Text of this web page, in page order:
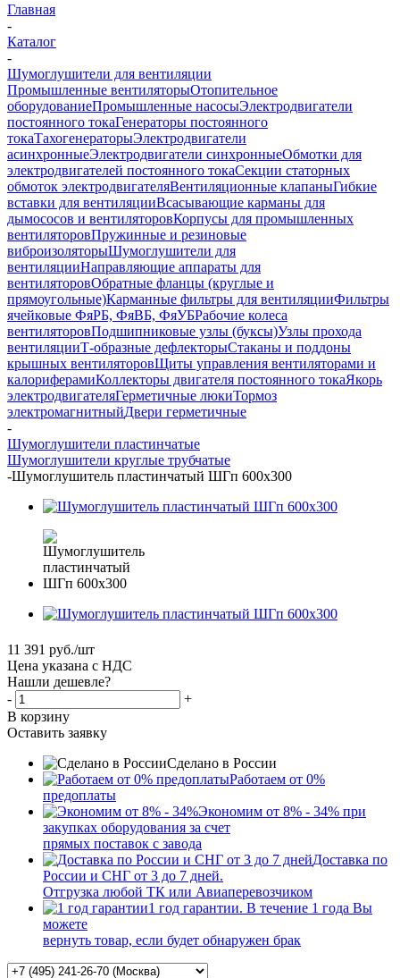
Главная
-
Каталог
-
Шумоглушители для вентиляции
Промышленные вентиляторыОтопительное
оборудованиеПромышленные насосыЭлектродвигатели
постоянного токаГенераторы постоянного
токаТахогенераторыЭлектродвигатели
асинхронныеЭлектродвигатели синхронныеОбмотки для
электродвигателей постоянного токаСекции статорных
обмоток электродвигателяВентиляционные клапаныГибкие
вставки для вентиляцииВсасывающие карманы для
дымососов и вентиляторовКорпусы для промышленных
вентиляторовПружинные и резиновые
виброизоляторыШумоглушители для
вентиляцииНаправляющие аппараты для
вентиляторовОбратные фланцы (круглые и
прямоугольные)Карманные фильтры для вентиляцииФильтры
ячейковые ФяРБ, ФяВБ, ФяУБРабочие колеса
вентиляторовПодшипниковые узлы (буксы)Узлы прохода
вентиляцииТ-образные дефлекторыСтаканы и поддоны
крышных вентиляторовЩиты управления вентиляторами и
калориферамиКоллекторы двигателя постоянного токаЯкорь
электродвигателяГерметичные люкиТормоз
электромагнитныйДвери герметичные
-
Шумоглушители пластинчатые
Шумоглушители круглые трубчатые
-Шумоглушитель пластинчатый ШГп 600х300
11 391 руб./шт
Цена указана с НДС
Нашли дешевле?
-
+
В корзину
Оставить заявку
Сделано в России
Работаем от 0%
предоплаты
Экономим от 8% - 34% при
закупках оборудования за счет
прямых поставок с завода
Доставка по
России и СНГ от 3 до 7 дней.
Отгрузка любой ТК или Авиаперевозчиком
1 год гарантии. В течение 1 года Вы
можете
вернуть товар, если будет обнаружен брак